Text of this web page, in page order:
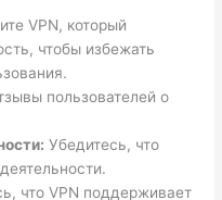
VPN, который
чтобы избежать
пользователей о
Убедитесь, что
что VPN поддерживает